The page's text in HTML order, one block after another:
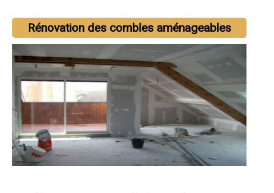
Rénovation des combles aménageables